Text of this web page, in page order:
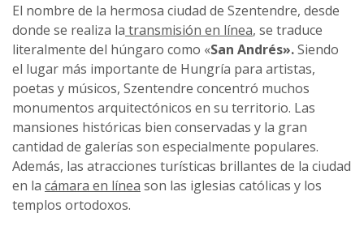
El nombre de la hermosa ciudad de Szentendre, desde
donde se realiza la transmisión en línea, se traduce
literalmente del húngaro como «San Andrés».Siendo
el lugar más importante de Hungría para artistas,
poetas y músicos, Szentendre concentró muchos
monumentos arquitectónicos en su territorio. Las
mansiones históricas bien conservadas y la gran
cantidad de galerías son especialmente populares.
Además, las atracciones turísticas brillantes de la ciudad
en la cámara en línea son las iglesias católicas y los
templos ortodoxos.